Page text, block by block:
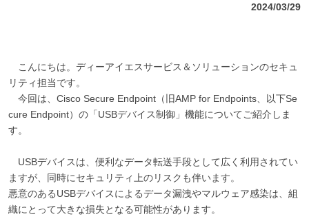
2024/03/29
こんにちは。ディーアイエスサービス＆ソリューションのセキュ
リティ担当です。
今回は、Cisco Secure Endpoint（旧AMP for Endpoints、以下Se
cure Endpoint）の「USBデバイス制御」機能についてご紹介しま
す。
USBデバイスは、便利なデータ転送手段として広く利用されてい
ますが、同時にセキュリティ上のリスクも伴います。
悪意のあるUSBデバイスによるデータ漏洩やマルウェア感染は、組
織にとって大きな損失となる可能性があります。